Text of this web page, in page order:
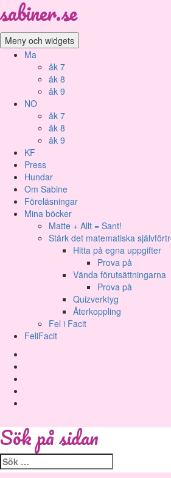
till
innehåll
sabiner.se
Meny och widgets
Ma
åk 7
åk 8
åk 9
NO
åk 7
åk 8
åk 9
KF
Press
Hundar
Om Sabine
Föreläsningar
Mina böcker
Matte + Allt = Sant!
Stärk det matematiska
Hitta på egna uppgifter
Prova på
Vända förutsättningarna
Prova på
Quizverktyg
Återkoppling
Fel i Facit
FeliFacit
Sök på sidan
Sök
efter: